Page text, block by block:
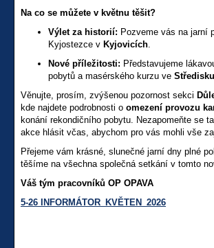
Na co se můžete v květnu těšit?
Výlet za historií: Pozveme vás na jarní
Kyjostezce v Kyjovicích.
Nové příležitosti: Představujeme
pobytů a masérského kurzu ve
Věnujte, prosím, zvýšenou pozornost sekci
kde najdete podrobnosti o omezení provozu
konání rekondičního pobytu. Nezapomeňte se
akce hlásit včas, abychom pro vás mohli vše
Přejeme vám krásné, slunečné jarní dny plné
těšíme na všechna společná setkání v tomto
Váš tým pracovníků OP OPAVA
5-26 INFORMÁTOR_KVĚTEN_2026